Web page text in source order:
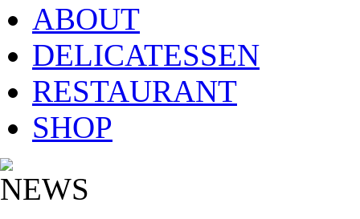
ABOUT
DELICATESSEN
RESTAURANT
SHOP